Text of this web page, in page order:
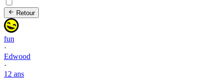
Retour
fun
·
Edwood
·
12 ans